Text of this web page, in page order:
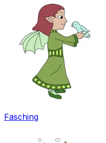
Fasching